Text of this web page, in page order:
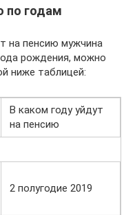
по годам
на пенсию мужчина
рождения, можно
ниже таблицей:
В каком году уйдут
на пенсию
2 полугодие 2019